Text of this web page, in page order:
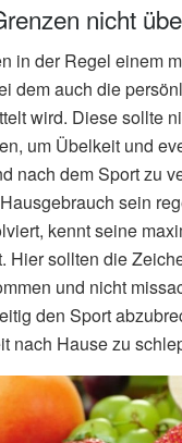
nicht
in der Regel einem
dem auch die
wird. Diese sollte
um Übelkeit und
nach dem Sport zu
sein
kennt seine
Hier sollten die
und nicht
den Sport
nach Hause zu